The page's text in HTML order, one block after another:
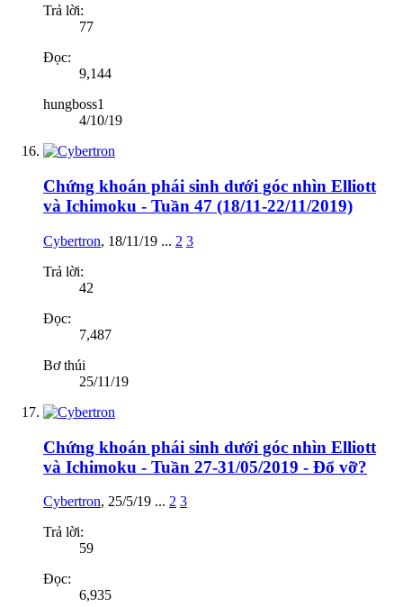
Trả lời:
77
Đọc:
9,144
hungboss1
4/10/19
Chứng khoán phái sinh dưới góc nhìn Elliott
và Ichimoku - Tuần 47 (18/11-22/11/2019)
Cybertron, 18/11/19 ... 2 3
Trả lời:
42
Đọc:
7,487
Bơ thúi
25/11/19
Chứng khoán phái sinh dưới góc nhìn Elliott
và Ichimoku - Tuần 27-31/05/2019 - Đổ vỡ?
Cybertron, 25/5/19 ... 2 3
Trả lời:
59
Đọc:
6,935